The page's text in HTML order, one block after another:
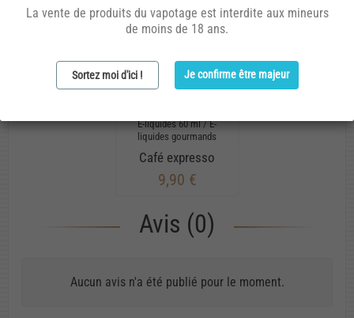
E-liquides 60 ml /E-
liquides gourmands
Café expresso
9,90 €
Avis (0)
Aucun avis n'a été publié pour le moment.
La vente de produits du vapotage est interdite aux mineurs
de moins de 18 ans.
Sortez moi d'ici ! Je confirme être majeur